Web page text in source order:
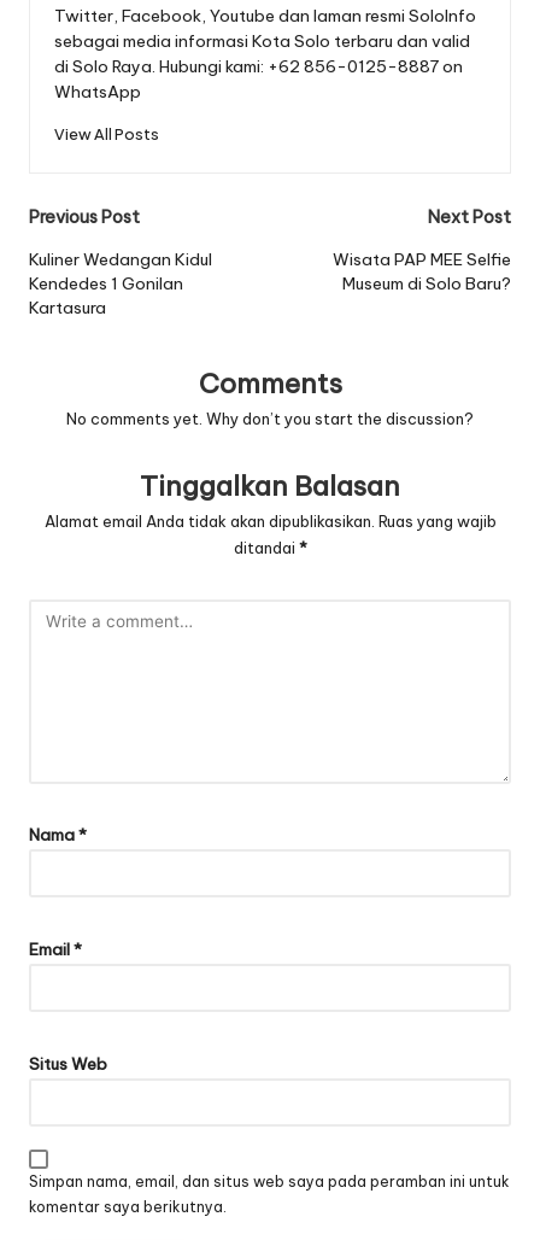
Twitter, Facebook, Youtube dan laman resmi SoloInfo
sebagai media informasi Kota Solo terbaru dan valid
di Solo Raya. Hubungi kami: +62 856-0125-8887 on
WhatsApp
View All Posts
Post
navigation
Previous Post
Kuliner Wedangan Kidul
Kendedes 1 Gonilan
Kartasura
Next Post
Wisata PAP MEE Selfie
Museum di Solo Baru?
Comments
No comments yet. Why don’t you start the discussion?
Tinggalkan Balasan
Alamat email Anda tidak akan dipublikasikan. Ruas yang wajib
ditandai *
Nama*
Email*
Situs Web
Simpan nama, email, dan situs web saya pada peramban ini untuk
komentar saya berikutnya.